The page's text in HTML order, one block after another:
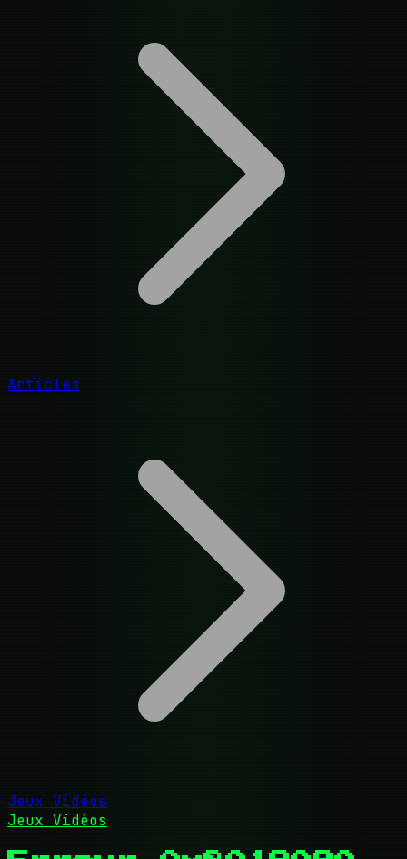
Articles
Jeux Vidéos
Jeux Vidéos